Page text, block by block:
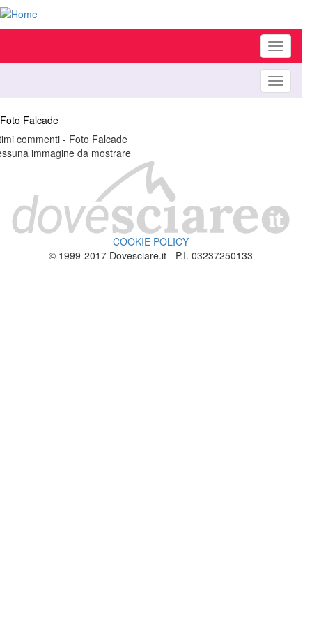
Toggle
Toggle
Foto Falcade
commenti - Foto Falcade
immagine da mostrare
COOKIE POLICY
© 1999-2017 Dovesciare.it - P.I. 03237250133